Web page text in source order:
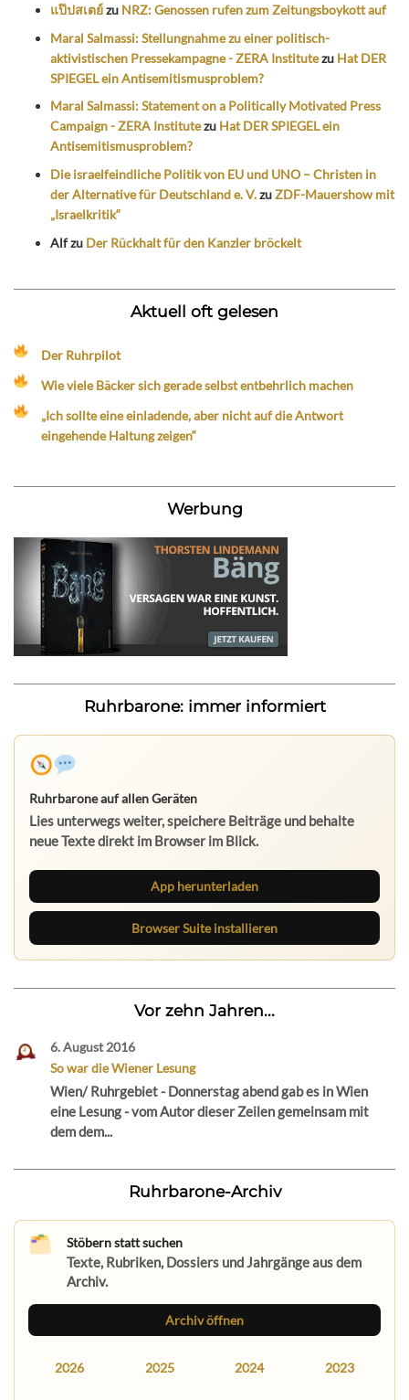
แป๊ปสเตย์zu NRZ: Genossen rufen zum Zeitungsboykott auf
Maral Salmassi: Stellungnahme zu einer politisch-
aktivistischen Pressekampagne - ZERA Institutezu Hat DER
SPIEGEL ein Antisemitismusproblem?
Maral Salmassi: Statement on a Politically Motivated Press
Campaign - ZERA Institutezu Hat DER SPIEGEL ein
Antisemitismusproblem?
Die israelfeindliche Politik von EU und UNO – Christen in
der Alternative für Deutschland e. V.zuZDF-Mauershow mit
„Israelkritik“
Alfzu Der Rückhalt für den Kanzler bröckelt
Aktuell oft gelesen
Der Ruhrpilot
Wie viele Bäcker sich gerade selbst entbehrlich machen
„Ich sollte eine einladende, aber nicht auf die Antwort
eingehende Haltung zeigen“
Werbung
Ruhrbarone: immer informiert
Ruhrbarone auf allen Geräten
Lies unterwegs weiter, speichere Beiträge und behalte
neue Texte direkt im Browser im Blick.
App herunterladen
Browser Suite installieren
Vor zehn Jahren...
6. August 2016
So war die Wiener Lesung
Wien/ Ruhrgebiet - Donnerstag abend gab es in Wien
eine Lesung - vom Autor dieser Zeilen gemeinsam mit
dem dem...
Ruhrbarone-Archiv
Stöbern statt suchen
Texte, Rubriken, Dossiers und Jahrgänge aus dem
Archiv.
Archiv öffnen
2026 2025 2024 2023